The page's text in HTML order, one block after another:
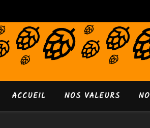
ACCUEIL NOS VALEURS